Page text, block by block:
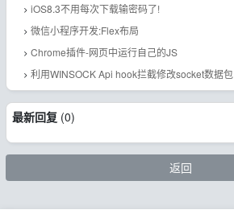
iOS8.3不用每次下载输密码了!
微信小程序开发:Flex布局
Chrome插件-网页中运行自己的JS
利用WINSOCK Api hook拦截修改socket数据包
最新回复 (0)
返回